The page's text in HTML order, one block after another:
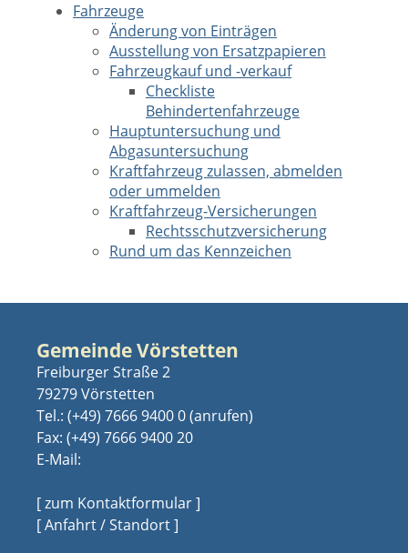
Fahrzeuge
Änderung von Einträgen
Ausstellung von Ersatzpapieren
Fahrzeugkauf und -verkauf
Checkliste
Behindertenfahrzeuge
Hauptuntersuchung und
Abgasuntersuchung
Kraftfahrzeug zulassen, abmelden
oder ummelden
Kraftfahrzeug-Versicherungen
Rechtsschutzversicherung
Rund um das Kennzeichen
Gemeinde Vörstetten
Freiburger Straße 2
79279 Vörstetten
Tel.: (+49) 7666 9400 0
Fax: (+49) 7666 9400 20
E-Mail:
[ zum Kontaktformular ]
[ Anfahrt / Standort ]